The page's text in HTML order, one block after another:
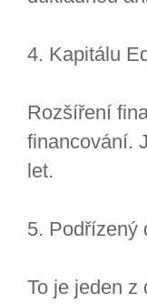
4. Kapitálu
Rozšíření
financování.
let.
5. Podřízený
To je jeden z